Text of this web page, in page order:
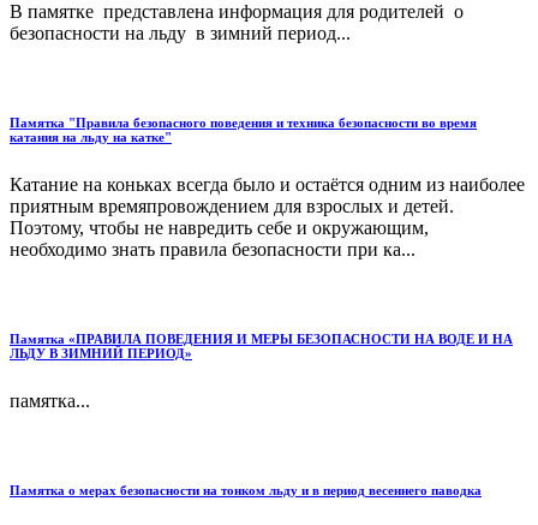
В памятке представлена информация для родителей о
безопасности на льду в зимний период...
Памятка "Правила безопасного поведения и техника безопасности во время
катания на льду на катке"
Катание на коньках всегда было и остаётся одним из наиболее
приятным времяпровождением для взрослых и детей.
Поэтому, чтобы не навредить себе и окружающим,
необходимо знать правила безопасности при ка...
Памятка «ПРАВИЛА ПОВЕДЕНИЯ И МЕРЫ БЕЗОПАСНОСТИ НА ВОДЕ И НА
ЛЬДУ В ЗИМНИЙ ПЕРИОД»
памятка...
Памятка о мерах безопасности на тонком льду и в период весеннего паводка